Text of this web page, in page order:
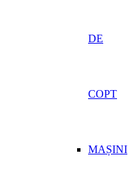
DE
COPT
MAȘINI